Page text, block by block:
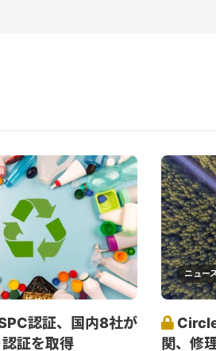
認証、国内8社が
証を取得
ニュー
関、修